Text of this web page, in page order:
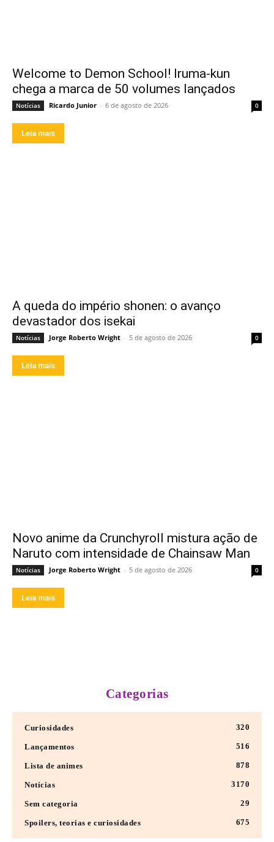
Welcome to Demon School! Iruma-kun
chega a marca de 50 volumes lançados
Notícias Ricardo Junior - 6 de agosto de 2026 0
Leia mais
A queda do império shonen: o avanço
devastador dos isekai
Notícias Jorge Roberto Wright - 5 de agosto de 2026 0
Leia mais
Novo anime da Crunchyroll mistura ação de
Naruto com intensidade de Chainsaw Man
Notícias Jorge Roberto Wright - 5 de agosto de 2026 0
Leia mais
Categorias
Curiosidades 320
Lançamentos 516
Lista de animes 878
Notícias 3170
Sem categoria 29
Spoilers, teorias e curiosidades 675